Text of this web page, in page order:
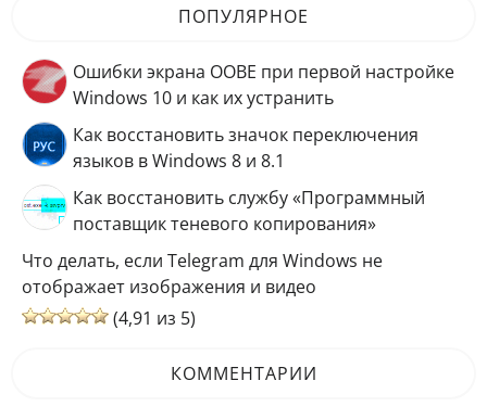
ПОПУЛЯРНОЕ
Ошибки экрана OOBE при первой настройке
Windows 10 и как их устранить
Как восстановить значок переключения
языков в Windows 8 и 8.1
Как восстановить службу «Программный
поставщик теневого копирования»
Что делать, если Telegram для Windows не
отображает изображения и видео
(4,91 из 5)
КОММЕНТАРИИ